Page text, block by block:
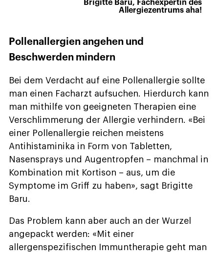
Brigitte Baru, Fachexpertin des
Allergiezentrums aha!
Pollenallergien angehen und
Beschwerden mindern
Bei dem Verdacht auf eine Pollenallergie sollte
man einen Facharzt aufsuchen. Hierdurch kann
man mithilfe von geeigneten Therapien eine
Verschlimmerung der Allergie verhindern. «Bei
einer Pollenallergie reichen meistens
Antihistaminika in Form von Tabletten,
Nasensprays und Augentropfen – manchmal in
Kombination mit Kortison – aus, um die
Symptome im Griff zu haben», sagt Brigitte
Baru.
Das Problem kann aber auch an der Wurzel
angepackt werden: «Mit einer
allergenspezifischen Immuntherapie geht man